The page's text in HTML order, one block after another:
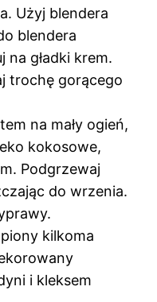
Użyj blendera
blendera
na gładki krem.
trochę gorącego
na mały ogień,
kokosowe,
Podgrzewaj
do wrzenia.
kilkoma
i kleksem